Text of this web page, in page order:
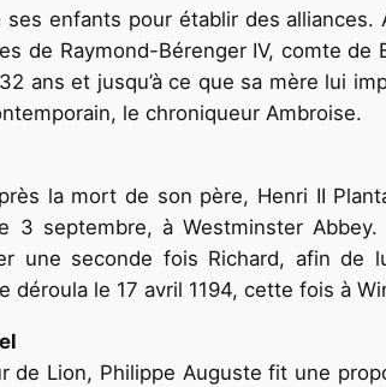
enfants pour établir des alliances.
de Raymond-Bérenger IV, comte
ans et jusqu’à ce que sa mère lui
le chroniqueur Ambroise.
la mort de son père, Henri II
3 septembre, à Westminster
une seconde fois Richard, afin de
le 17 avril 1194, cette fois à
de Lion, Philippe Auguste fit une